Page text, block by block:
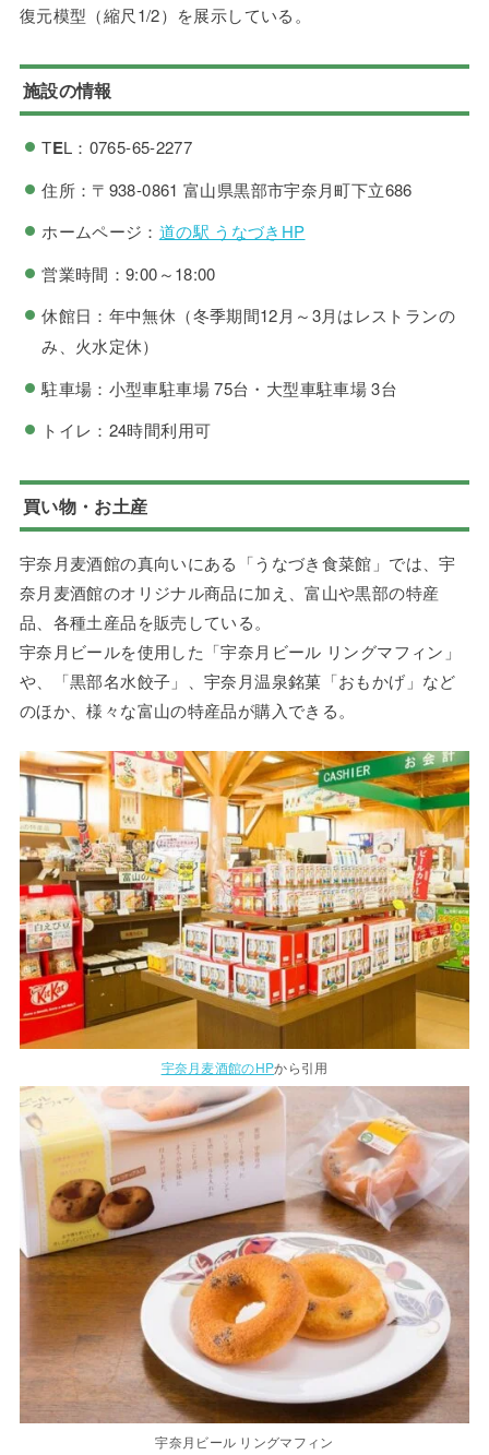
復元模型（縮尺1/2）を展示している。
施設の情報
TEL：0765-65-2277
住所：〒938-0861 富山県黒部市宇奈月町下立686
ホームページ： 道の駅 うなづきHP
営業時間：9:00～18:00
休館日：年中無休（冬季期間12月～3月はレストランの
み、火水定休）
駐車場：小型車駐車場 75台・大型車駐車場 3台
トイレ：24時間利用可
買い物・お土産
宇奈月麦酒館の真向いにある「うなづき食菜館」では、宇
奈月麦酒館のオリジナル商品に加え、富山や黒部の特産
品、各種土産品を販売している。
宇奈月ビールを使用した「宇奈月ビール リングマフィン」
や、「黒部名水餃子」、宇奈月温泉銘菓「おもかげ」など
のほか、様々な富山の特産品が購入できる。
宇奈月麦酒館のHPから引用
宇奈月ビール リングマフィン